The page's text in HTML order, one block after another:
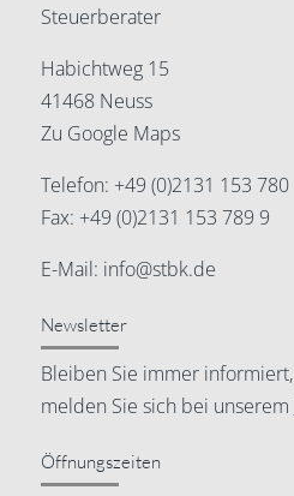
Steuerberater
Habichtweg 15
41468 Neuss
Zu Google Maps
Telefon: +49 (0)2131 153 780
Fax: +49 (0)2131 153 789 9
E-Mail: info@stbk.de
Newsletter
Bleiben Sie immer informiert,
melden Sie sich bei unserem
Öffnungszeiten